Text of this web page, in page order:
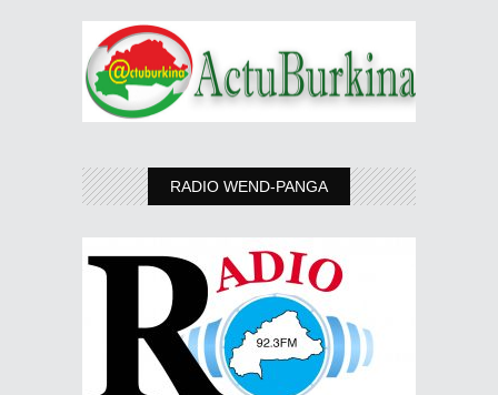
RADIO WEND-PANGA